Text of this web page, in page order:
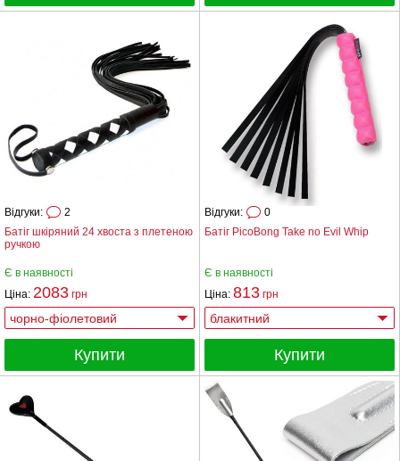
Батіг шкіряний 24 хвоста з плетеною
ручкою
Відгуки: 2
Є в наявності
Ціна: 2083 грн
Купити
Батіг PicoBong Take no Evil Whip
Відгуки: 0
Є в наявності
Ціна: 813 грн
Купити